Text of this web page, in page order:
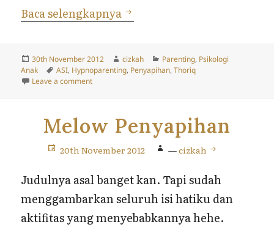
Baca selengkapnya Alternatif Penyapihan
Posted
on
30th November 2012 Author
cizkah Categories
Parenting, Psikologi
Anak
Tags
ASI, Hypnoparenting, Penyapihan,Thoriq
Leave a commenton Alternatif Penyapihan (The Hypnoparenting Way)
Melow Penyapihan
20th November 2012 —cizkah
Judulnya asal banget kan. Tapi sudah
menggambarkan seluruh isi hatiku dan
aktifitas yang menyebabkannya hehe.